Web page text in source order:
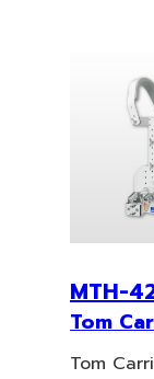
MTH-
Tom
Tom